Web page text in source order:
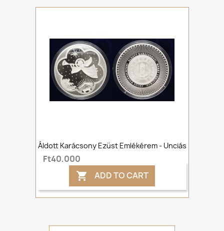
Áldott Karácsony Ezüst Emlékérem - Unciás
Ft40,000
 ADD TO CART